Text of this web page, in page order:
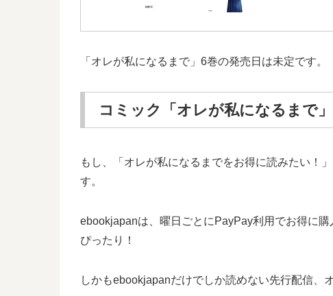
「オレが私になるまで」6巻の発売日は未定です。
コミック「オレが私になるまで
もし、「オレが私になるまでをお得に読みたい！」
す。
ebookjapanは、曜日ごとにPayPay利用でお得に
ぴったり！
しかもebookjapanだけでしか読めない先行配信、